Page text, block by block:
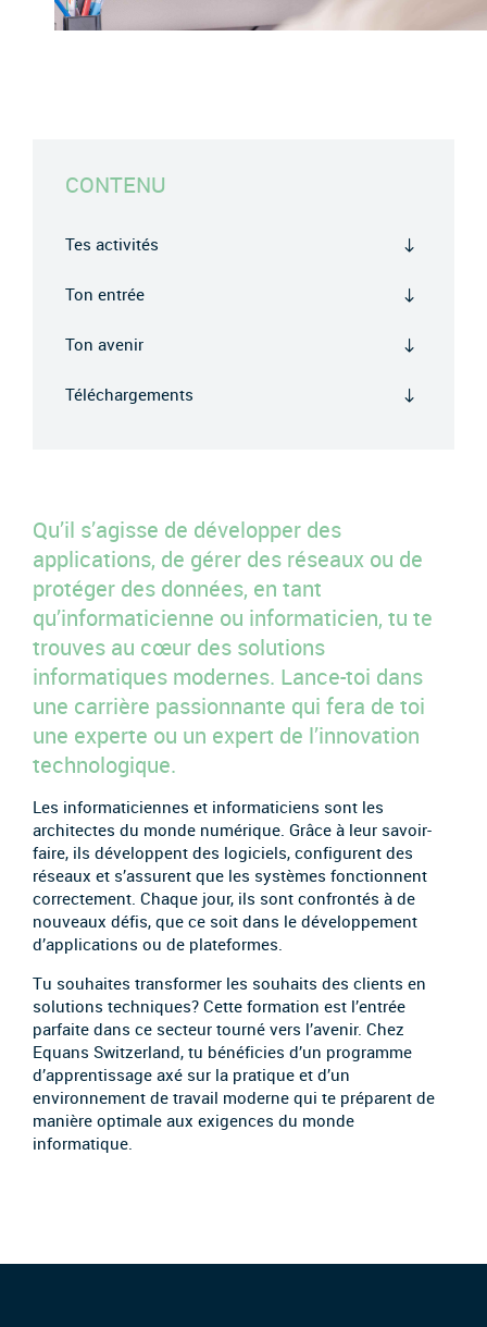
CONTENU
Tes activités
Ton entrée
Ton avenir
Téléchargements
Qu’il s’agisse de développer des
applications, de gérer des réseaux ou de
protéger des données, en tant
qu’informaticienne ou informaticien, tu te
trouves au cœur des solutions
informatiques modernes. Lance-toi dans
une carrière passionnante qui fera de toi
une experte ou un expert de l’innovation
technologique.
Les informaticiennes et informaticiens sont les
architectes du monde numérique. Grâce à leur savoir-
faire, ils développent des logiciels, configurent des
réseaux et s’assurent que les systèmes fonctionnent
correctement. Chaque jour, ils sont confrontés à de
nouveaux défis, que ce soit dans le développement
d’applications ou de plateformes.
Tu souhaites transformer les souhaits des clients en
solutions techniques? Cette formation est l’entrée
parfaite dans ce secteur tourné vers l’avenir. Chez
Equans Switzerland, tu bénéficies d’un programme
d’apprentissage axé sur la pratique et d’un
environnement de travail moderne qui te préparent de
manière optimale aux exigences du monde
informatique.